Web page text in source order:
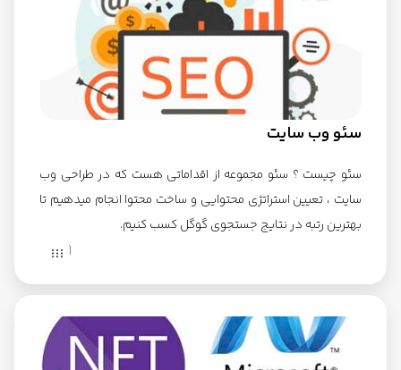
سئو وب سایت
سئو چیست ؟ سئو مجموعه از اقداماتی هست که در طراحی وب
سایت ، تعیین استراتژی محتوایی و ساخت محتوا انجام میدهیم تا
بهترین رتبه در نتایج جستجوی گوگل کسب کنیم.
1